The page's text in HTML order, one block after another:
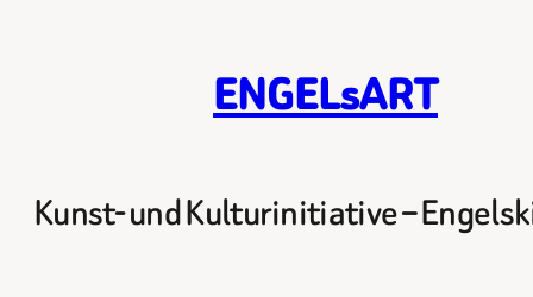
ENGELsART
Kunst- und Kulturinitiative –